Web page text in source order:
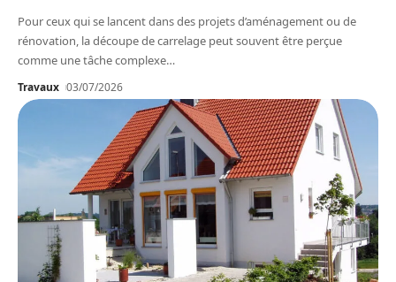
Pour ceux qui se lancent dans des projets d’aménagement ou de
rénovation, la découpe de carrelage peut souvent être perçue
comme une tâche complexe…
Travaux 03/07/2026